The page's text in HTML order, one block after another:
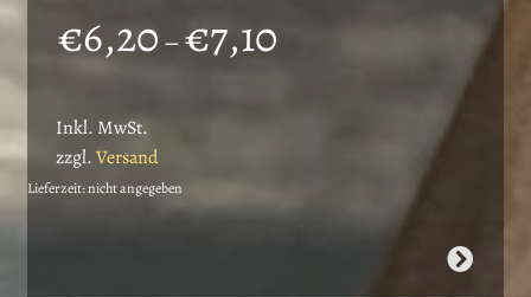
€6,20–€7,10 Preisspanne:
Inkl. MwSt.
zzgl.Versand
Lieferzeit: nicht angegeben